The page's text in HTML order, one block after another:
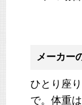
メーカー
ひとり座
で。体重